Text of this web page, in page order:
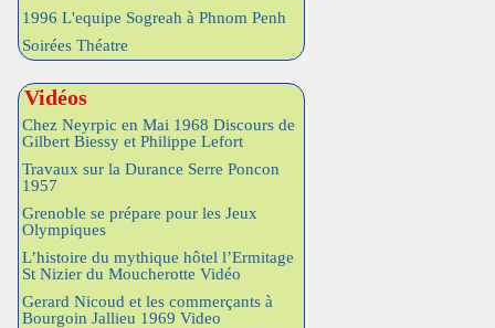
1996 L'equipe Sogreah à Phnom Penh
Soirées Théatre
Vidéos
Chez Neyrpic en Mai 1968 Discours de
Gilbert Biessy et Philippe Lefort
Travaux sur la Durance Serre Poncon
1957
Grenoble se prépare pour les Jeux
Olympiques
L’histoire du mythique hôtel l’Ermitage
St Nizier du Moucherotte Vidéo
Gerard Nicoud et les commerçants à
Bourgoin Jallieu 1969 Video